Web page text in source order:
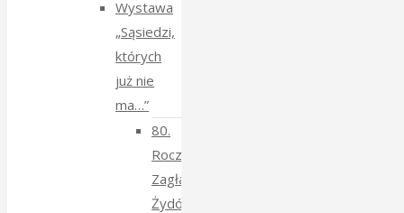
Wystawa
„Sąsiedzi,
których
już nie
ma…”
80.
Rocznica
Zagłady
Żydów